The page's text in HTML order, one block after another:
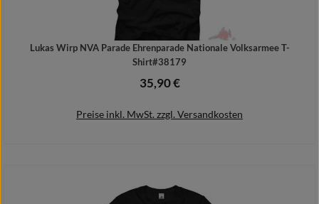
Lukas Wirp NVA Parade Ehrenparade Nationale Volksarmee T-
Shirt#38179
Regulärer Preis:
35,90 €
Preise inkl. MwSt. zzgl. Versandkosten
Details